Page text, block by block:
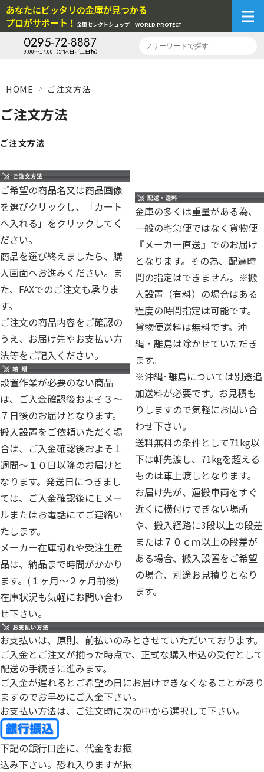
あなたにピッタリの金庫が見つかる
プロがサポート！ 金庫セレクトショップ WORLD PROTECT
0295-72-8887
9:00～17:00（定休日／土日祝）
HOME ご注文方法
ご注文方法
ご注文方法
ご希望の商品名又は商品画像
を選びクリックし、「カート
へ入れる」をクリックしてく
ださい。
商品を選び終えましたら、購
入画面へお進みください。ま
た、FAXでのご注文も承りま
す。
ご注文の商品内容をご確認の
うえ、お届け先やお支払い方
法等をご記入ください。
設置作業が必要のない商品
は、ご入金確認後およそ３～
７日後のお届けとなります。
搬入設置をご依頼いただく場
合は、ご入金確認後およそ１
週間～１０日以降のお届けと
なります。発送日につきまし
ては、ご入金確認後にＥメー
ルまたはお電話にてご連絡い
たします。
メーカー在庫切れや受注生産
品は、納品まで時間がかかり
ます。(１ヶ月～２ヶ月前後)
在庫状況も気軽にお問い合わ
せ下さい。
金庫の多くは重量がある為、
一般の宅急便ではなく貨物便
『メーカー直送』でのお届け
となります。その為、配達時
間の指定はできません。※搬
入設置（有料）の場合はある
程度の時間指定は可能です。
貨物便送料は無料です。沖
縄・離島は除かせていただき
ます。
※沖縄･離島については別途追
加送料が必要です。お見積も
りしますので気軽にお問い合
わせ下さい。
送料無料の条件として71kg以
下は軒先渡し、71kgを超える
ものは車上渡しとなります。
お届け先が、運搬車両をすぐ
近くに横付けできない場所
や、搬入経路に3段以上の段差
または７０ｃｍ以上の段差が
ある場合、搬入設置をご希望
の場合、別途お見積りとなり
ます。
お支払いは、原則、前払いのみとさせていただいております。
ご入金とご注文が揃った時点で、正式な購入申込の受付として
配送の手続きに進みます。
ご入金が遅れるとご希望の日にお届けできなくなることがあり
ますのでお早めにご入金下さい。
お支払い方法は、ご注文時に次の中から選択して下さい。
下記の銀行口座に、代金をお振
込み下さい。恐れ入りますが振